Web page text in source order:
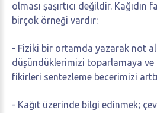
olması şaşırtıcı değildir. Kağıdın
birçok örneği vardır:
- Fiziki bir ortamda yazarak not
düşündüklerimizi toparlamaya
fikirleri sentezleme becerimizi
- Kağıt üzerinde bilgi edinmek;